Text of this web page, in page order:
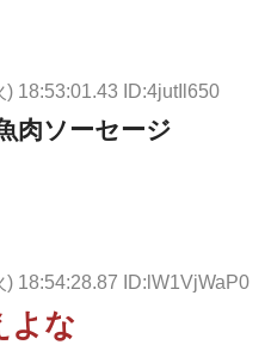
) 18:53:01.43 ID:4jutIl650
肉ソーセージ
) 18:54:28.87 ID:lW1VjWaP0
よな